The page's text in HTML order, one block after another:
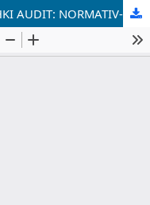
BUDJET TASHKILOTLARIDA ICHKI AUDIT: NORMATIV-HUQUQIY ASOS, MUAMMOLAR VA TAKOMILLASHTIRISH YO‘NALISHLARI